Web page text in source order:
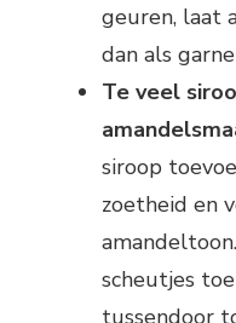
geuren, laat
dan als
Te veel
siroop
zoetheid en
scheutjes
tussendoor